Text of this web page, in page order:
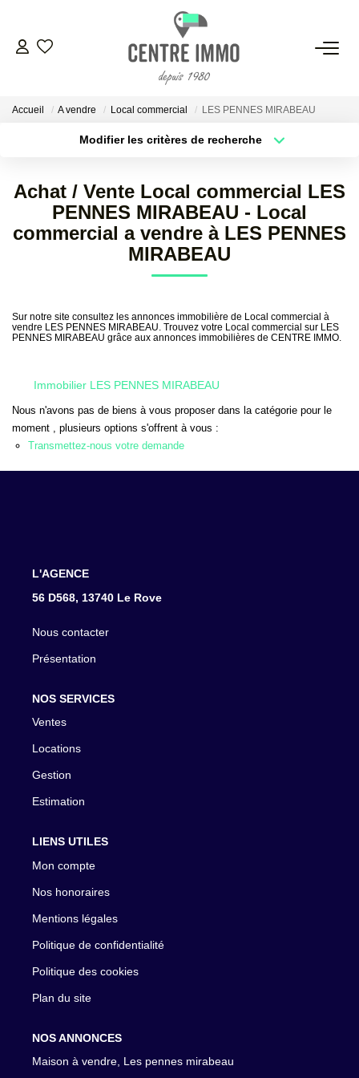
VENTES
ESTIMATION
NOS BIENS VENDUS
NOS AGENCES
Accueil A vendre Local commercial LES PENNES MIRABEAU
Modifier les critères de recherche
Surface min Budget max
Plus de critères Créer une alerte
Achat / Vente Local commercial LES
PENNES MIRABEAU - Local
commercial a vendre à LES PENNES
MIRABEAU
Sur notre site consultez les annonces immobilière de Local commercial à
vendre LES PENNES MIRABEAU. Trouvez votre Local commercial sur LES
PENNES MIRABEAU grâce aux annonces immobilières de CENTRE IMMO.
Immobilier LES PENNES MIRABEAU
Nous n'avons pas de biens à vous proposer dans la catégorie pour le
moment , plusieurs options s'offrent à vous :
Transmettez-nous votre demande
L'AGENCE
56 D568, 13740 Le Rove
Nous contacter
Présentation
NOS SERVICES
Ventes
Locations
Gestion
Estimation
LIENS UTILES
Mon compte
Nos honoraires
Mentions légales
Politique de confidentialité
Politique des cookies
Plan du site
NOS ANNONCES
Maison à vendre, Les pennes mirabeau